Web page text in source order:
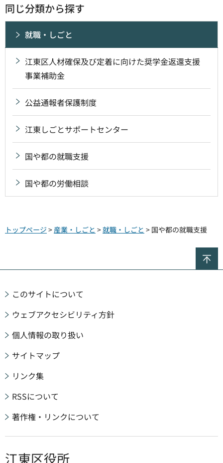
同じ分類から探す
就職・しごと
江東区人材確保及び定着に向けた奨学金返還支援
事業補助金
公益通報者保護制度
江東しごとサポートセンター
国や都の就職支援
国や都の労働相談
トップページ > 産業・しごと >就職・しごと > 国や都の就職支援
このサイトについて
ウェブアクセシビリティ方針
個人情報の取り扱い
サイトマップ
リンク集
RSSについて
著作権・リンクについて
江東区役所